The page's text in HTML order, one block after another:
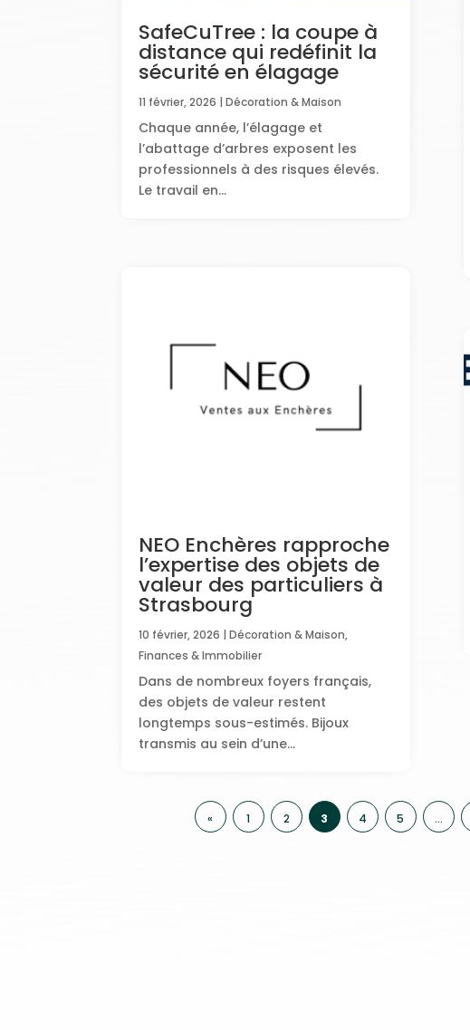
SafeCuTree : la coupe à
distance qui redéfinit la
sécurité en élagage
11 février, 2026 |Décoration & Maison
Chaque année, l’élagage et
l’abattage d’arbres exposent les
professionnels à des risques élevés.
Le travail en...
NEO Enchères rapproche
l’expertise des objets de
valeur des particuliers à
Strasbourg
10 février, 2026 |Décoration & Maison,
Finances & Immobilier
Dans de nombreux foyers français,
des objets de valeur restent
longtemps sous-estimés. Bijoux
transmis au sein d’une...
« 1 2 3 4 5 …